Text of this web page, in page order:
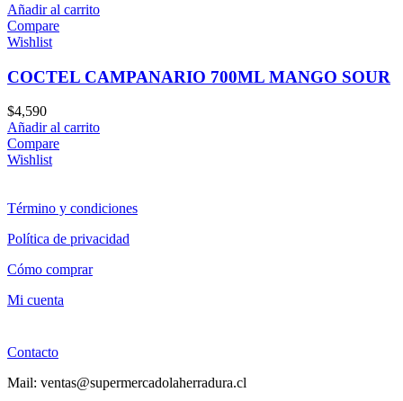
Añadir al carrito
Compare
Wishlist
COCTEL CAMPANARIO 700ML MANGO SOUR
$4,590
Añadir al carrito
Compare
Wishlist
Término y condiciones
Política de privacidad
Cómo comprar
Mi cuenta
Contacto
Mail: ventas@supermercadolaherradura.cl